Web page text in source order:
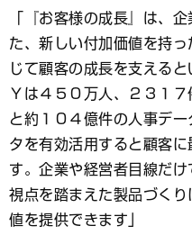
「『お客様の成長』は、
た、新しい付加価値を持
じて顧客の成長を支える
Ｙは４５０万人、２３１
と約１０４億件の人事デ
タを有効活用すると顧客
す。企業や経営者目線だ
視点を踏まえた製品づく
値を提供できます」